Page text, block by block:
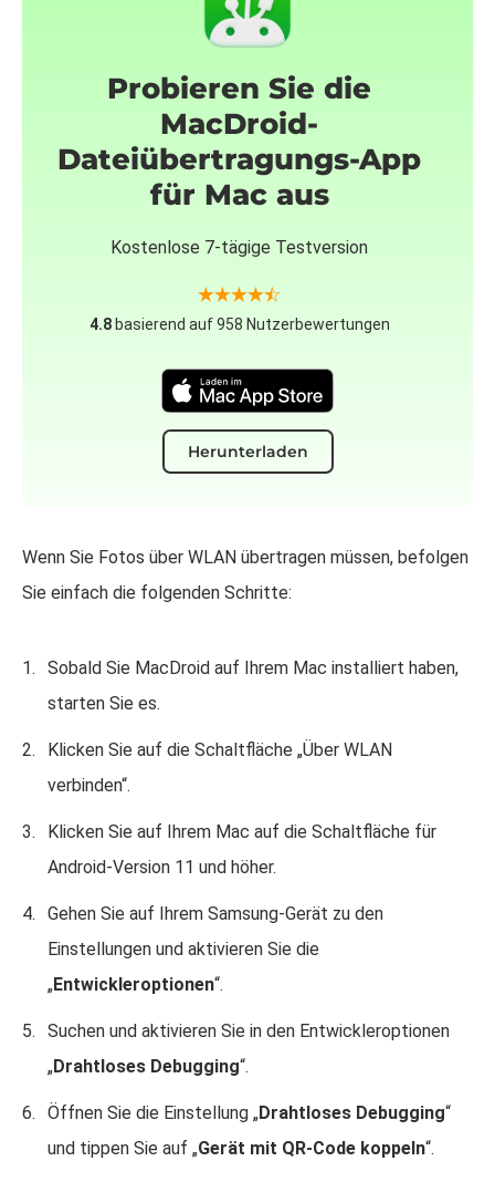
Probieren Sie die
MacDroid-
Dateiübertragungs-App
für Mac aus
Kostenlose 7-tägige Testversion
4.8basierend auf 958 Nutzerbewertungen
Herunterladen
Wenn Sie Fotos über WLAN übertragen müssen, befolgen
Sie einfach die folgenden Schritte:
Sobald Sie MacDroid auf Ihrem Mac installiert haben,
starten Sie es.
Klicken Sie auf die Schaltfläche „Über WLAN
verbinden“.
Klicken Sie auf Ihrem Mac auf die Schaltfläche für
Android-Version 11 und höher.
Gehen Sie auf Ihrem Samsung-Gerät zu den
Einstellungen und aktivieren Sie die
„Entwickleroptionen“.
Suchen und aktivieren Sie in den Entwickleroptionen
„Drahtloses Debugging“.
Öffnen Sie die Einstellung „Drahtloses Debugging“
und tippen Sie auf „Gerät mit QR-Code koppeln“.